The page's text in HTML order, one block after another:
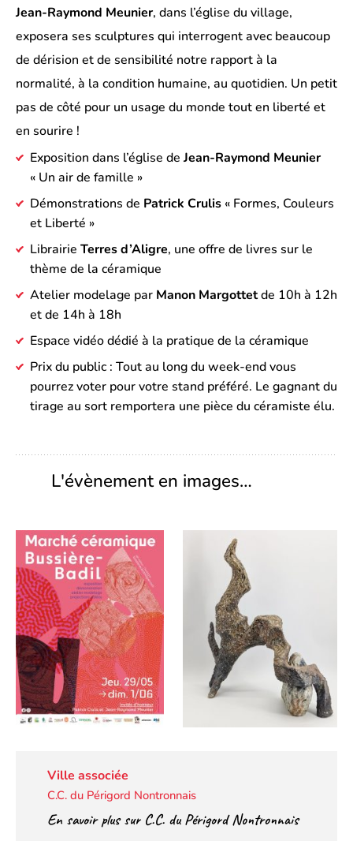
Jean-Raymond Meunier, dans l’église du village,
exposera ses sculptures qui interrogent avec beaucoup
de dérision et de sensibilité notre rapport à la
normalité, à la condition humaine, au quotidien. Un petit
pas de côté pour un usage du monde tout en liberté et
en sourire !
Exposition dans l’église deJean-Raymond Meunier
« Un air de famille »
Démonstrations de Patrick Crulis « Formes, Couleurs
et Liberté »
Librairie Terres d’Aligre, une offre de livres sur le
thème de la céramique
Atelier modelage par Manon Margottetde 10h à 12h
et de 14h à 18h
Espace vidéo dédié à la pratique de la céramique
Prix du public : Tout au long du week-end vous
pourrez voter pour votre stand préféré. Le gagnant du
tirage au sort remportera une pièce du céramiste élu.
L'évènement en images…
Ville associée
C.C. du Périgord Nontronnais
En savoir plus sur C.C. du Périgord Nontronnais